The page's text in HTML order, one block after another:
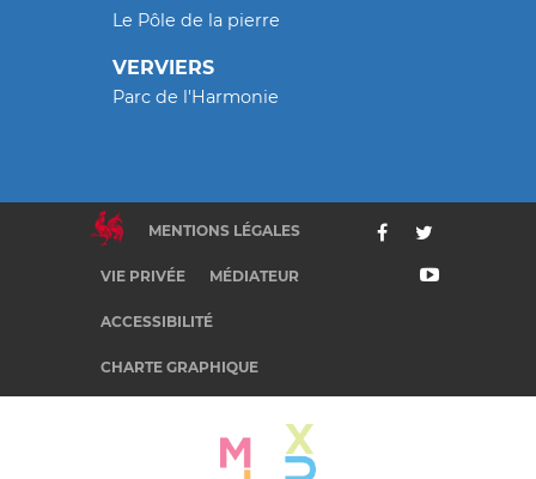
Le Pôle de la pierre
VERVIERS
Parc de l'Harmonie
MENTIONS LÉGALES
VIE PRIVÉE MÉDIATEUR
ACCESSIBILITÉ
CHARTE GRAPHIQUE